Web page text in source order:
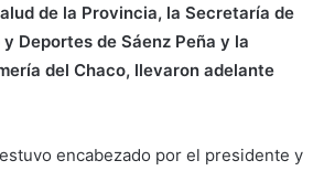
de la Provincia, la Secretaría de
Deportes de Sáenz Peña y la
del Chaco, llevaron adelante
encabezado por el presidente y